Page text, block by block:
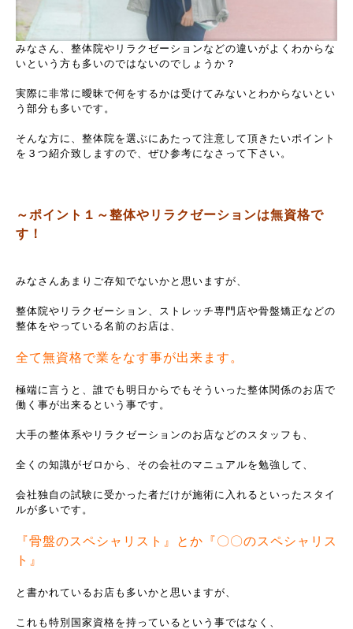
みなさん、整体院やリラクゼーションなどの違いがよくわからな
いという方も多いのではないのでしょうか？
実際に非常に曖昧で何をするかは受けてみないとわからないとい
う部分も多いです。
そんな方に、整体院を選ぶにあたって注意して頂きたいポイント
を３つ紹介致しますので、ぜひ参考になさって下さい。
～ポイント１～整体やリラクゼーションは無資格で
す！
みなさんあまりご存知でないかと思いますが、
整体院やリラクゼーション、ストレッチ専門店や骨盤矯正などの
整体をやっている名前のお店は、
全て無資格で業をなす事が出来ます。
極端に言うと、誰でも明日からでもそういった整体関係のお店で
働く事が出来るという事です。
大手の整体系やリラクゼーションのお店などのスタッフも、
全くの知識がゼロから、その会社のマニュアルを勉強して、
会社独自の試験に受かった者だけが施術に入れるといったスタイ
ルが多いです。
『骨盤のスペシャリスト』とか『〇〇のスペシャリス
ト』
と書かれているお店も多いかと思いますが、
これも特別国家資格を持っているという事ではなく、